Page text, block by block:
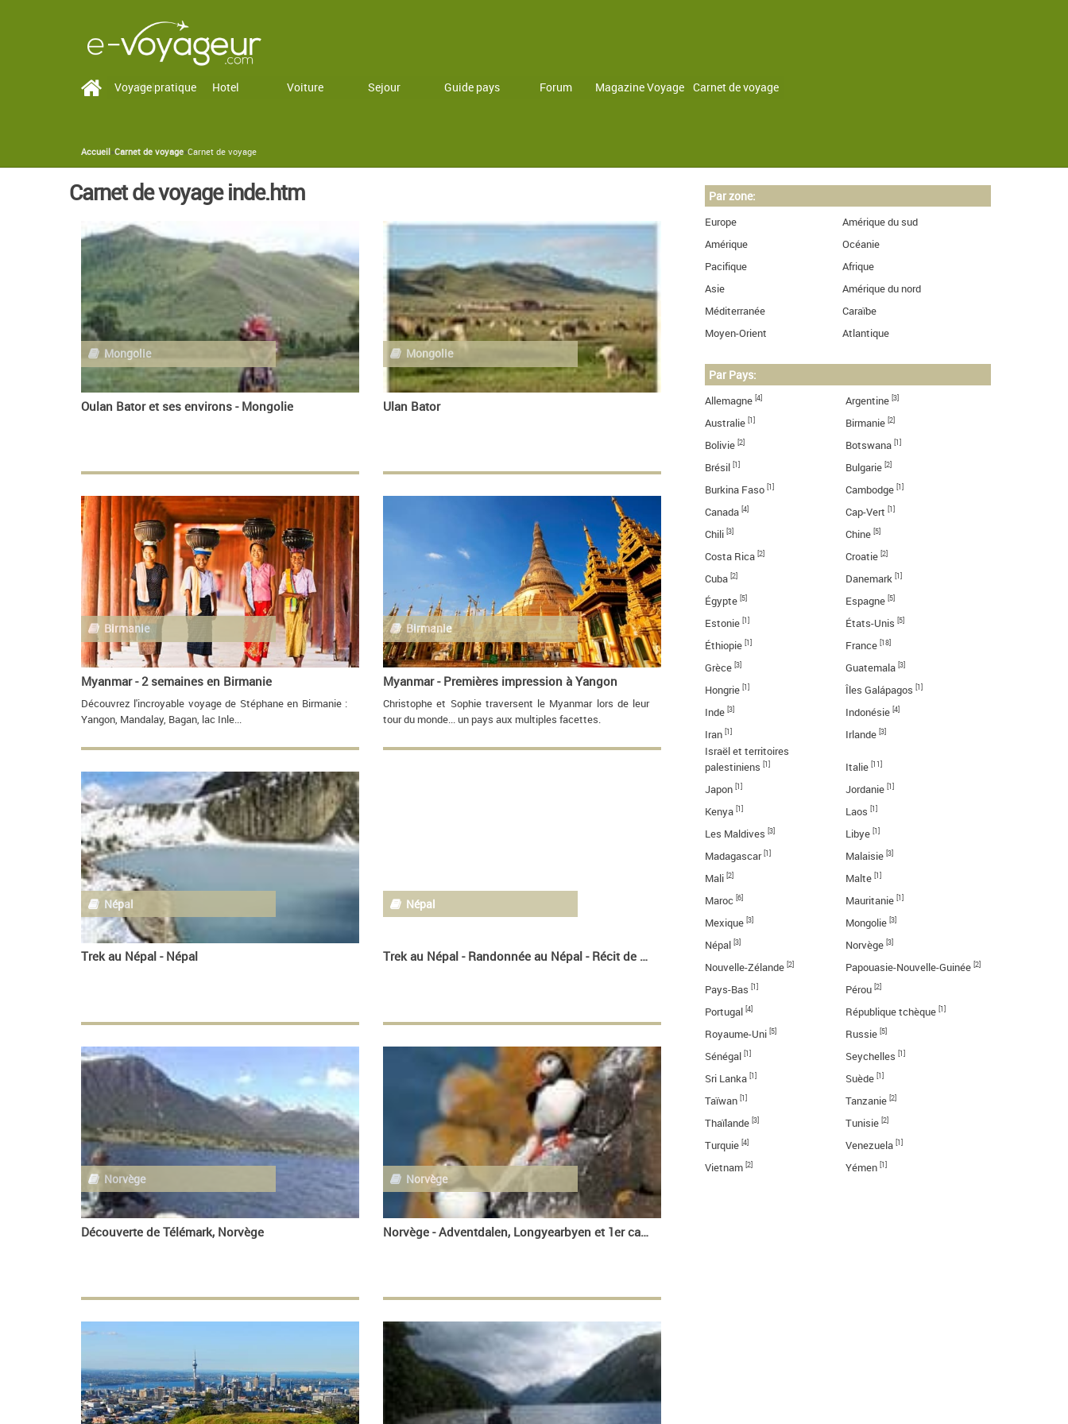
Vol Hotel Voiture Sejour Guide pays Forum Magazine Voyage Carnet de voyage
Voyage pratique
You are here
Accueil»Carnet de voyage»Carnet de voyage
Carnet de voyage inde.htm
Mongolie
Oulan Bator et ses environs - Mongolie
Mongolie
Ulan Bator
Birmanie
Myanmar - 2 semaines en Birmanie
Découvrez l'incroyable voyage de Stéphane en Birmanie :
Yangon, Mandalay, Bagan, lac Inle...
Birmanie
Myanmar - Premières impression à Yangon
Christophe et Sophie traversent le Myanmar lors de leur
tour du monde... un pays aux multiples facettes.
Népal
Trek au Népal - Népal
Népal
Trek au Népal - Randonnée au Népal - Récit de voyage
Norvège
Découverte de Télémark, Norvège
Norvège
Norvège - Adventdalen, Longyearbyen et 1er camp
Par zone:
Europe
Amérique du sud
Amérique
Océanie
Pacifique
Afrique
Asie
Amérique du nord
Méditerranée
Caraïbe
Moyen-Orient
Atlantique
Par Pays:
Allemagne [4] Argentine [3]
Australie [1] Birmanie [2]
Bolivie [2] Botswana [1]
Brésil [1] Bulgarie [2]
Burkina Faso [1] Cambodge [1]
Canada [4] Cap-Vert [1]
Chili [3] Chine [5]
Costa Rica [2] Croatie [2]
Cuba [2] Danemark [1]
Égypte [5] Espagne [5]
Estonie [1] États-Unis [5]
Éthiopie [1] France [18]
Grèce [3] Guatemala [3]
Hongrie [1] Îles Galápagos [1]
Inde [3] Indonésie [4]
Iran [1] Irlande [3]
Israël et territoires
palestiniens [1] Italie [11]
Japon [1] Jordanie [1]
Kenya [1] Laos [1]
Les Maldives [3] Libye [1]
Madagascar [1] Malaisie [3]
Mali [2] Malte [1]
Maroc [6] Mauritanie [1]
Mexique [3] Mongolie [3]
Népal [3] Norvège [3]
Nouvelle-Zélande [2] Papouasie-Nouvelle-Guinée [2]
Pays-Bas [1] Pérou [2]
Portugal [4] République tchèque [1]
Royaume-Uni [5] Russie [5]
Sénégal [1] Seychelles [1]
Sri Lanka [1] Suède [1]
Taïwan [1] Tanzanie [2]
Thaïlande [3] Tunisie [2]
Turquie [4] Venezuela [1]
Vietnam [2] Yémen [1]